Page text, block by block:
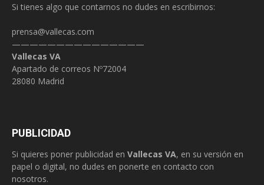
Si tienes algo que contarnos no dudes en escribirnos:
prensa@vallecas.com
———————————————
Vallecas VA
Apartado de correos Nº72004
28080 Madrid
PUBLICIDAD
Si quieres poner publicidad en Vallecas VA, en su versión en
papel o digital, no dudes en ponerte en contacto con
nosotros.